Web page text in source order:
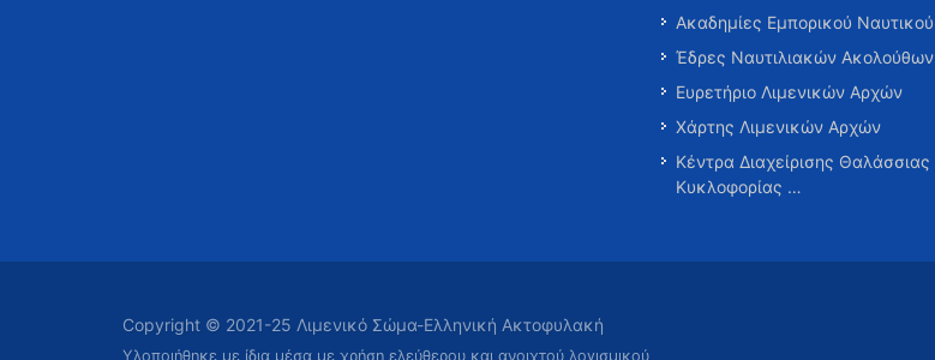
Ακαδημίες Εμπορικού Ναυτικού
Έδρες Ναυτιλιακών Ακολούθων
Ευρετήριο Λιμενικών Αρχών
Χάρτης Λιμενικών Αρχών
Κέντρα Διαχείρισης Θαλάσσιας
Κυκλοφορίας …
Copyright © 2021-25 Λιμενικό Σώμα-Ελληνική Ακτοφυλακή
Υλοποιήθηκε με ίδια μέσα με χρήση ελεύθερου και ανοιχτού λογισμικού